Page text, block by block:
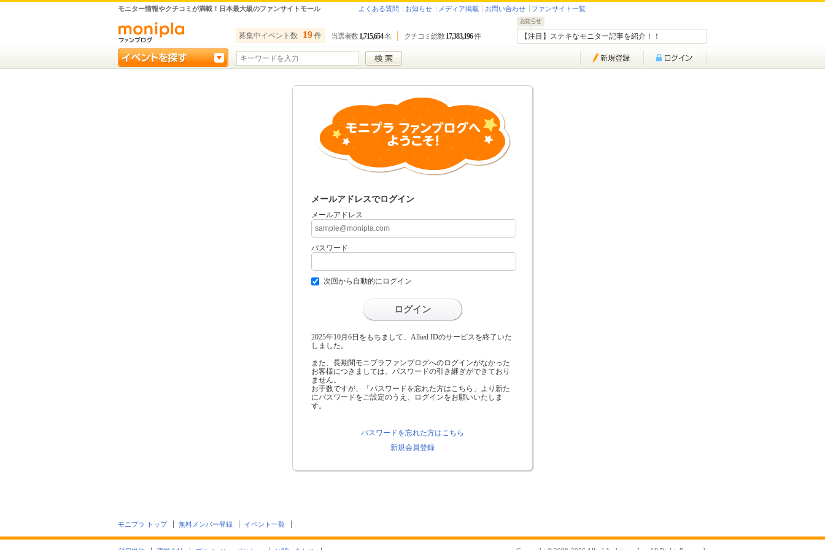
モニター情報やクチコミが満載！日本最大級のファンサイトモール よくある質問 お知らせ メディア掲載 お問い合わせ ファンサイト一覧
【注目】ステキなモニター記事を紹介！！
募集中イベント数 19 件 当選者数 1,715,654名 クチコミ総数 17,383,196件
メールアドレスでログイン
メールアドレス
パスワード
次回から自動的にログイン
ログイン
2025年10月6日をもちまして、Allied IDのサービスを終了いた
しました。
また、長期間モニプラファンブログへのログインがなかった
お客様につきましては、パスワードの引き継ぎができており
ません。
お手数ですが、「パスワードを忘れた方はこちら」より新た
にパスワードをご設定のうえ、ログインをお願いいたしま
す。
パスワードを忘れた方はこちら
新規会員登録
モニプラ トップ 無料メンバー登録 イベント一覧